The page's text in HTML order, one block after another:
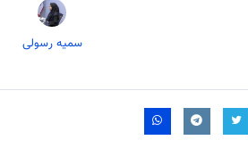
سمیه رسولی